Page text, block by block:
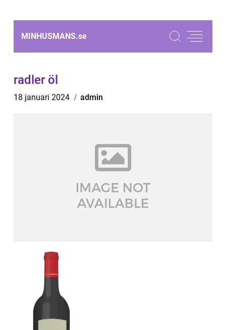
MINHUSMANS.se
radler öl
18 januari 2024 admin